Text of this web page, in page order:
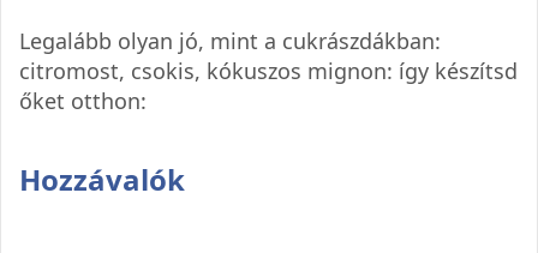
Legalább olyan jó, mint a cukrászdákban:
citromost, csokis, kókuszos mignon: így készítsd
őket otthon:
Hozzávalók